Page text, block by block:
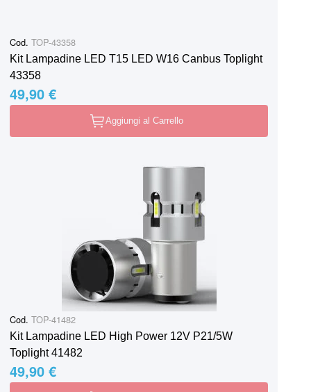
Cod. TOP-43358
Kit Lampadine LED T15 LED W16 Canbus Toplight
43358
49,90 €
Aggiungi al Carrello
Cod. TOP-41482
Kit Lampadine LED High Power 12V P21/5W
Toplight 41482
49,90 €